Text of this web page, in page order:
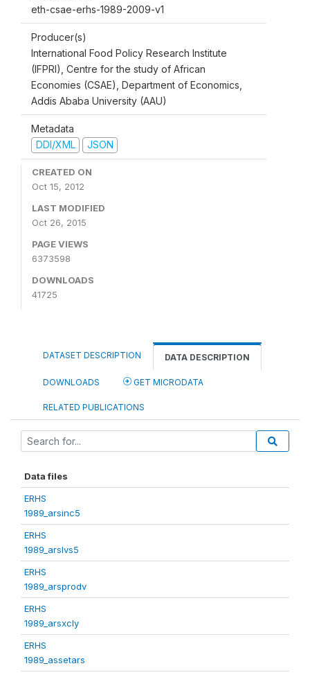
eth-csae-erhs-1989-2009-v1
Producer(s)
International Food Policy Research Institute
(IFPRI), Centre for the study of African
Economies (CSAE), Department of Economics,
Addis Ababa University (AAU)
Metadata
DDI/XML
JSON
CREATED ON
Oct 15, 2012
LAST MODIFIED
Oct 26, 2015
PAGE VIEWS
6373598
DOWNLOADS
41725
DATASET DESCRIPTION DATA DESCRIPTION
DOWNLOADS GET MICRODATA
RELATED PUBLICATIONS
Data files
ERHS
1989_arsinc5
ERHS
1989_arslvs5
ERHS
1989_arsprodv
ERHS
1989_arsxcly
ERHS
1989_assetars